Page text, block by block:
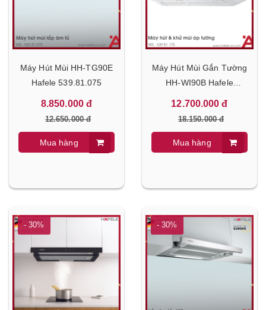
Máy Hút Mùi HH-TG90E
Hafele 539.81.075
8.850.000 đ
12.650.000 đ
Mua hàng
Máy Hút Mùi Gắn Tường
HH-WI90B Hafele
539.81.175
12.700.000 đ
18.150.000 đ
Mua hàng
- 30% - 30%